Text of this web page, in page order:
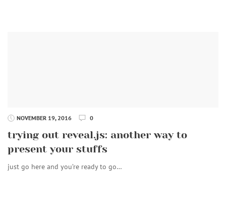
NOVEMBER 19, 2016 0
trying out reveal.js: another way to
present your stuffs
just go here and you’re ready to go…